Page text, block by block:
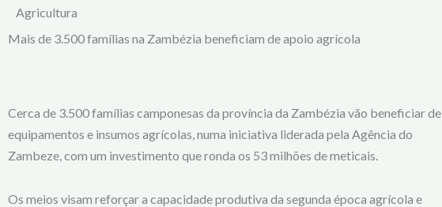
Agricultura
Mais de 3.500 famílias na Zambézia beneficiam de apoio agrícola
Cerca de 3.500 famílias camponesas da província da Zambézia vão beneficiar de
equipamentos e insumos agrícolas, numa iniciativa liderada pela Agência do
Zambeze, com um investimento que ronda os 53 milhões de meticais.
Os meios visam reforçar a capacidade produtiva da segunda época agrícola e